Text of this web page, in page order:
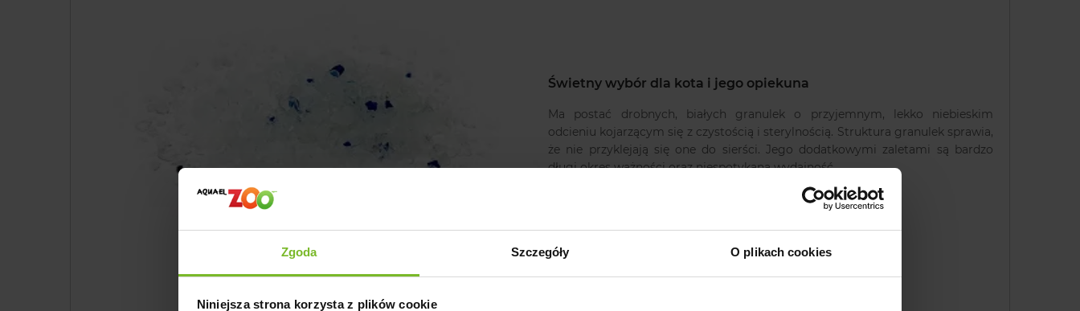
Zgoda Szczegóły O plikach cookies
Niniejsza strona korzysta z plików cookie
Świetny wybór dla kota i jego opiekuna
Ma postać drobnych, białych granulek o przyjemnym, lekko niebieskim
odcieniu kojarzącym się z czystością i sterylnością. Struktura granulek sprawia,
że nie przyklejają się one do sierści. Jego dodatkowymi zaletami są bardzo
długi okres ważności oraz niespotykana wydajność.